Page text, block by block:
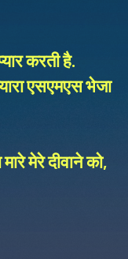
करती है.
एसएमएस भेजा
मेरे दीवाने को,